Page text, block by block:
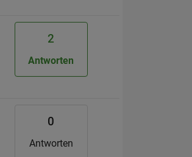
2
Antworten
0
Antworten